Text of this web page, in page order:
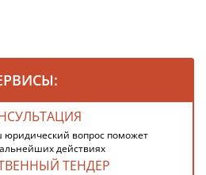
юридический вопрос поможет
действиях
ТЕНДЕР